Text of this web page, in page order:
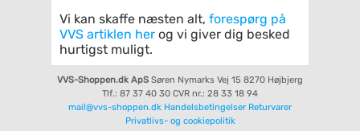
Vi kan skaffe næsten alt, forespørg på
VVS artiklen her og vi giver dig besked
hurtigst muligt.
VVS-Shoppen.dk ApS Søren Nymarks Vej 15 8270 Højbjerg
Tlf.: 87 37 40 30 CVR nr.: 28 33 18 94
mail@vvs-shoppen.dk Handelsbetingelser Returvarer
Privatlivs- og cookiepolitik